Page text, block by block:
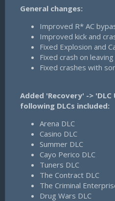
General changes:
Improved R* AC
Improved kick and
Fixed Explosion and
Fixed crash on
Fixed crashes with
Added 'Recovery' ->
following DLCs included:
Arena DLC
Casino DLC
Summer DLC
Cayo Perico DLC
Tuners DLC
The Contract DLC
The Criminal
Drug Wars DLC